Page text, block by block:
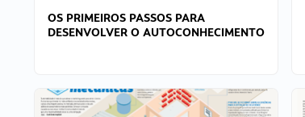
OS PRIMEIROS PASSOS PARA
DESENVOLVER O AUTOCONHECIMENTO